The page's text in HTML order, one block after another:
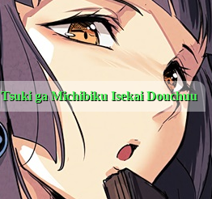
Tsuki ga Michibiku Isekai Douchuu